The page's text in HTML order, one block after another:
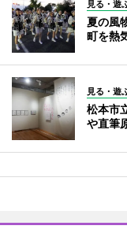
見る・遊
夏の風
町を熱
見る・遊
松本市
や直筆